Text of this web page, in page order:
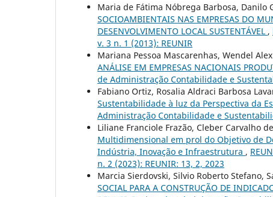
Maria de Fátima Nóbrega Barbosa, Danilo
SOCIOAMBIENTAIS NAS EMPRESAS DO
DESENVOLVIMENTO LOCAL SUSTENTÁVEL ,
v. 3 n. 1 (2013): REUNIR
Mariana Pessoa Mascarenhas, Wendel
ANÁLISE EM EMPRESAS NACIONAIS
de Administração Contabilidade e
Fabiano Ortiz, Rosalia Aldraci Barbosa
Sustentabilidade à luz da Perspectiva da
Administração Contabilidade e
Liliane Franciole Frazão, Cleber Carvalho
Multidimensional em prol do Objetivo de
Indústria, Inovação e Infraestrutura ,
n. 2 (2023): REUNIR: 13, 2, 2023
Marcia Sierdovski, Silvio Roberto Stefano,
SOCIAL PARA A CONSTRUÇÃO DE